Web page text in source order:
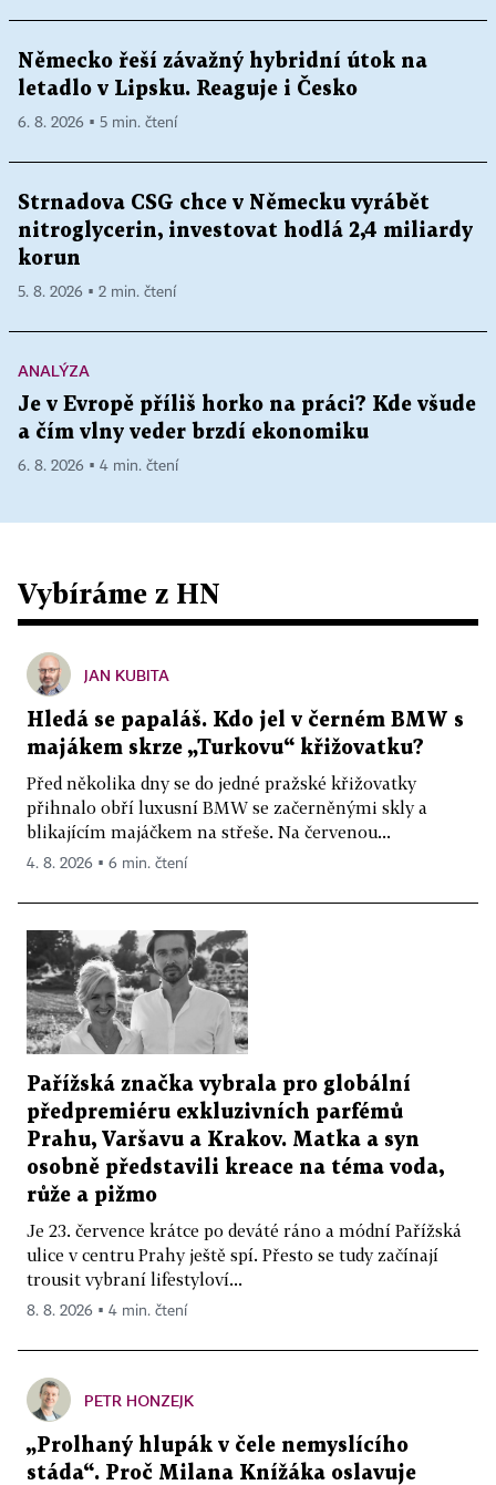
Německo řeší závažný hybridní útok na
letadlo v Lipsku. Reaguje i Česko
6. 8. 2026 ▪ 5 min. čtení
Strnadova CSG chce v Německu vyrábět
nitroglycerin, investovat hodlá 2,4 miliardy
korun
5. 8. 2026 ▪ 2 min. čtení
ANALÝZA
Je v Evropě příliš horko na práci? Kde všude
a čím vlny veder brzdí ekonomiku
6. 8. 2026 ▪ 4 min. čtení
Vybíráme z HN
JAN KUBITA
Hledá se papaláš. Kdo jel v černém BMW s
majákem skrze „Turkovu“ křižovatku?
Před několika dny se do jedné pražské křižovatky
přihnalo obří luxusní BMW se začerněnými skly a
blikajícím majáčkem na střeše. Na červenou...
4. 8. 2026 ▪ 6 min. čtení
Pařížská značka vybrala pro globální
předpremiéru exkluzivních parfémů
Prahu, Varšavu a Krakov. Matka a syn
osobně představili kreace na téma voda,
růže a pižmo
Je 23. července krátce po deváté ráno a módní Pařížská
ulice v centru Prahy ještě spí. Přesto se tudy začínají
trousit vybraní lifestyloví...
8. 8. 2026 ▪ 4 min. čtení
PETR HONZEJK
„Prolhaný hlupák v čele nemyslícího
stáda“. Proč Milana Knížáka oslavuje